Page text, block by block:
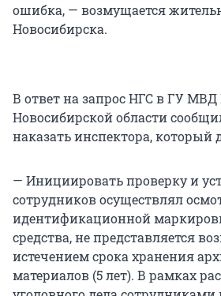
ошибка, — возмущается
Новосибирска.
В ответ на запрос НГС в ГУ
Новосибирской области
наказать инспектора, который
— Инициировать проверку и
сотрудников осуществлял
идентификационной
средства, не представляется
истечением срока хранения
материалов (5 лет). В рамках